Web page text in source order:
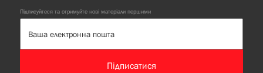
Підписуйтеся та отримуйте нові матеріали першими
Підписатися